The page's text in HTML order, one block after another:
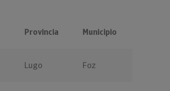
Provincia Municipio
Lugo Foz